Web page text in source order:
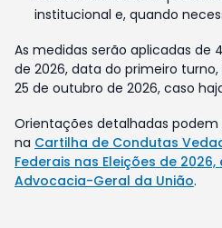
institucional e, quando
As medidas serão aplicadas de
de 2026, data do primeiro
25 de outubro de 2026, caso
Orientações detalhadas podem
na Cartilha de Condutas
Federais nas Eleições de
Advocacia-Geral da União.